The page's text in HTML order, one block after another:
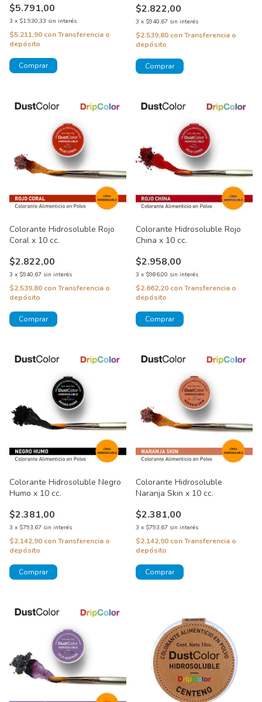
$5.791,00
3 x $1.930,33 sin interés
$5.211,90 conTransferencia o
depósito
$2.822,00
3 x $940,67 sin interés
$2.539,80 conTransferencia o
depósito
Colorante Hidrosoluble Rojo
Coral x 10 cc.
$2.822,00
3 x $940,67 sin interés
$2.539,80 conTransferencia o
depósito
Colorante Hidrosoluble Rojo
China x 10 cc.
$2.958,00
3 x $986,00 sin interés
$2.662,20 conTransferencia o
depósito
Colorante Hidrosoluble Negro
Humo x 10 cc.
$2.381,00
3 x $793,67 sin interés
$2.142,90 conTransferencia o
depósito
Colorante Hidrosoluble
Naranja Skin x 10 cc.
$2.381,00
3 x $793,67 sin interés
$2.142,90 conTransferencia o
depósito